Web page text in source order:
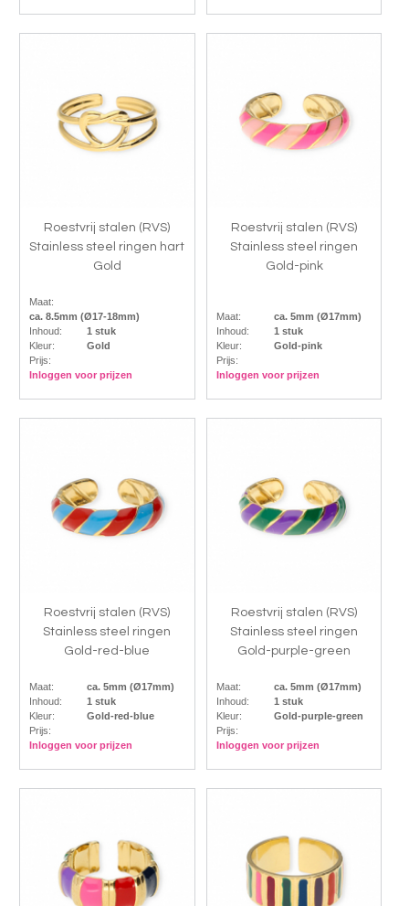
Roestvrij stalen (RVS)
Stainless steel ringen hart
Gold
Maat:
ca. 8.5mm (Ø17-18mm)
Inhoud:
1 stuk
Kleur:
Gold
Prijs:
Inloggen voor prijzen
Roestvrij stalen (RVS)
Stainless steel ringen
Gold-pink
Maat:
ca. 5mm (Ø17mm)
Inhoud:
1 stuk
Kleur:
Gold-pink
Prijs:
Inloggen voor prijzen
Roestvrij stalen (RVS)
Stainless steel ringen
Gold-red-blue
Maat:
ca. 5mm (Ø17mm)
Inhoud:
1 stuk
Kleur:
Gold-red-blue
Prijs:
Inloggen voor prijzen
Roestvrij stalen (RVS)
Stainless steel ringen
Gold-purple-green
Maat:
ca. 5mm (Ø17mm)
Inhoud:
1 stuk
Kleur:
Gold-purple-green
Prijs:
Inloggen voor prijzen